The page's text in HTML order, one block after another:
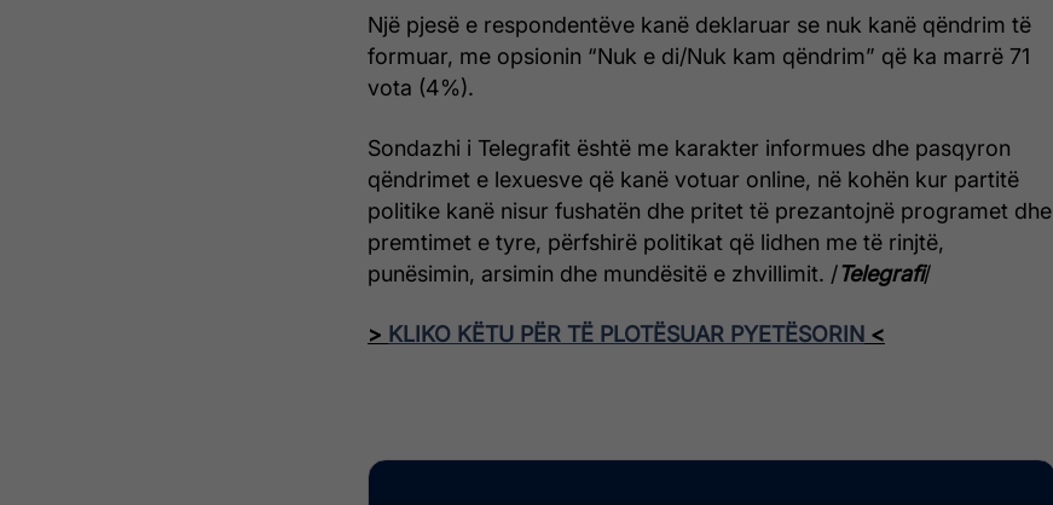
Një pjesë e respondentëve kanë deklaruar se nuk kanë qëndrim të
formuar, me opsionin “Nuk e di/Nuk kam qëndrim” që ka marrë 71
vota (4%).
Sondazhi i Telegrafit është me karakter informues dhe pasqyron
qëndrimet e lexuesve që kanë votuar online, në kohën kur partitë
politike kanë nisur fushatën dhe pritet të prezantojnë programet dhe
premtimet e tyre, përfshirë politikat që lidhen me të rinjtë,
punësimin, arsimin dhe mundësitë e zhvillimit. /Telegrafi/
> KLIKO KËTU PËR TË PLOTËSUAR PYETËSORIN <